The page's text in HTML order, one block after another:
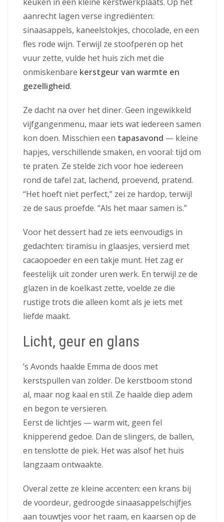
aanrecht lagen verse ingrediënten:
sinaasappels, kaneelstokjes, chocolade, en een
fles rode wijn. Terwijl ze stoofperen op het
vuur zette, vulde het huis zich met die
onmiskenbare kerstgeur van warmte en
gezelligheid.
Ze dacht na over het diner. Geen ingewikkeld
vijfgangenmenu, maar iets wat iedereen samen
kon doen. Misschien een tapasavond — kleine
hapjes, verschillende smaken, en vooral: tijd om
te praten. Ze stelde zich voor hoe iedereen
rond de tafel zat, lachend, proevend, pratend.
“Het hoeft niet perfect,” zei ze hardop, terwijl
ze de saus proefde. “Als het maar samen is.”
Voor het dessert had ze iets eenvoudigs in
gedachten: tiramisu in glaasjes, versierd met
cacaopoeder en een takje munt. Het zag er
feestelijk uit zonder uren werk. En terwijl ze de
glazen in de koelkast zette, voelde ze die
rustige trots die alleen komt als je iets met
liefde maakt.
Licht, geur en glans
’s Avonds haalde Emma de doos met
kerstspullen van zolder. De kerstboom stond
al, maar nog kaal en stil. Ze haalde diep adem
en begon te versieren.
Eerst de lichtjes — warm wit, geen fel
knipperend gedoe. Dan de slingers, de ballen,
en tenslotte de piek. Het was alsof het huis
langzaam ontwaakte.
Overal zette ze kleine accenten: een krans bij
de voordeur, gedroogde sinaasappelschijfjes
aan touwtjes voor het raam, en kaarsen op de